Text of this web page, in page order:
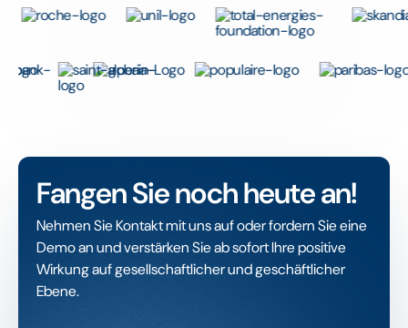
Fangen Sie noch heute an!
Nehmen Sie Kontakt mit uns auf oder fordern Sie eine
Demo an und verstärken Sie ab sofort Ihre positive
Wirkung auf gesellschaftlicher und geschäftlicher
Ebene.